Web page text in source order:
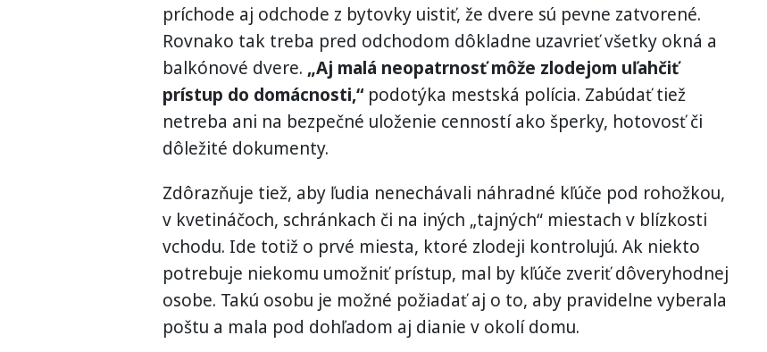
príchode aj odchode z bytovky uistiť, že dvere sú pevne zatvorené.
Rovnako tak treba pred odchodom dôkladne uzavrieť všetky okná a
balkónové dvere. „Aj malá neopatrnosť môže zlodejom uľahčiť
prístup do domácnosti,“podotýka mestská polícia. Zabúdať tiež
netreba ani na bezpečné uloženie cenností ako šperky, hotovosť či
dôležité dokumenty.
Zdôrazňuje tiež, aby ľudia nenechávali náhradné kľúče pod rohožkou,
v kvetináčoch, schránkach či na iných „tajných“ miestach v blízkosti
vchodu. Ide totiž o prvé miesta, ktoré zlodeji kontrolujú. Ak niekto
potrebuje niekomu umožniť prístup, mal by kľúče zveriť dôveryhodnej
osobe. Takú osobu je možné požiadať aj o to, aby pravidelne vyberala
poštu a mala pod dohľadom aj dianie v okolí domu.